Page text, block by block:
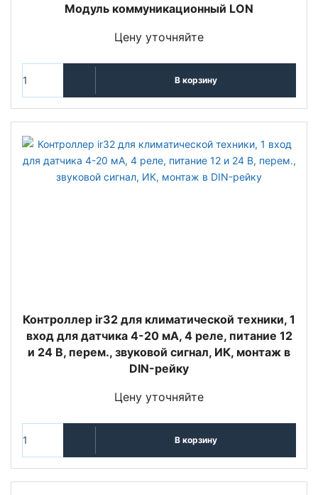
Модуль коммуникационный LON
Цену уточняйте
В корзину
Контроллер ir32 для климатической техники, 1
вход для датчика 4-20 мA, 4 реле, питание 12
и 24 В, перем., звуковой сигнал, ИК, монтаж в
DIN-рейку
Цену уточняйте
В корзину